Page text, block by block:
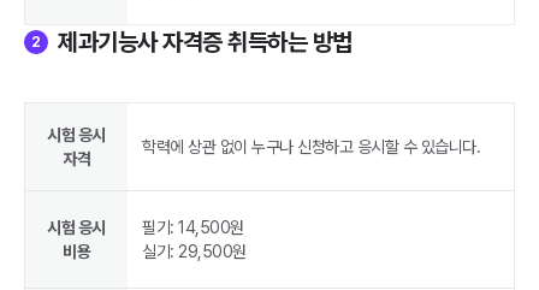
2 제과기능사 자격증 취득하는 방법
시험 응시
자격
학력에 상관 없이 누구나 신청하고 응시할 수 있습니다.
시험 응시
비용
필기: 14,500원
실기: 29,500원